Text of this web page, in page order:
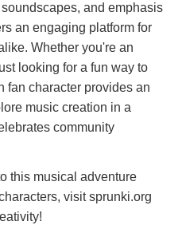
and emphasis
an engaging platform for
Whether you're an
looking for a fun way to
fan character provides an
music creation in a
community
this musical adventure
visit sprunki.org